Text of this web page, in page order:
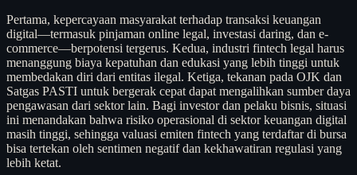
Pertama, kepercayaan masyarakat terhadap transaksi keuangan
digital—termasuk pinjaman online legal, investasi daring, dan e-
commerce—berpotensi tergerus. Kedua, industri fintech legal harus
menanggung biaya kepatuhan dan edukasi yang lebih tinggi untuk
membedakan diri dari entitas ilegal. Ketiga, tekanan pada OJK dan
Satgas PASTI untuk bergerak cepat dapat mengalihkan sumber daya
pengawasan dari sektor lain. Bagi investor dan pelaku bisnis, situasi
ini menandakan bahwa risiko operasional di sektor keuangan digital
masih tinggi, sehingga valuasi emiten fintech yang terdaftar di bursa
bisa tertekan oleh sentimen negatif dan kekhawatiran regulasi yang
lebih ketat.